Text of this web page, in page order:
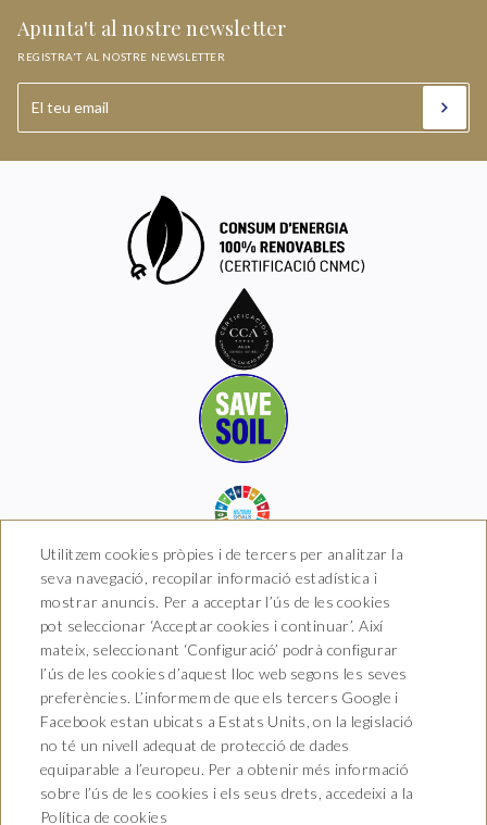
Apunta't al nostre newsletter
REGISTRA'T AL NOSTRE NEWSLETTER
Hotel Boutique Arkhé de
Pals
Carrer del Raval 5, 17256 Pals,
Girona
T. 681 035 739
info@arkhedepals.com
HG-004972
Utilitzem cookies pròpies i de tercers per analitzar la
seva navegació, recopilar informació estadística i
mostrar anuncis. Per a acceptar l’ús de les cookies
pot seleccionar ‘Acceptar cookies i continuar’. Així
mateix, seleccionant ‘Configuració’ podrà configurar
l’ús de les cookies d’aquest lloc web segons les seves
preferències. L’informem de que els tercers Google i
Facebook estan ubicats a Estats Units, on la legislació
no té un nivell adequat de protecció de dades
equiparable a l’europeu. Per a obtenir més informació
sobre l’ús de les cookies i els seus drets, accedeixi a la
Política de cookies